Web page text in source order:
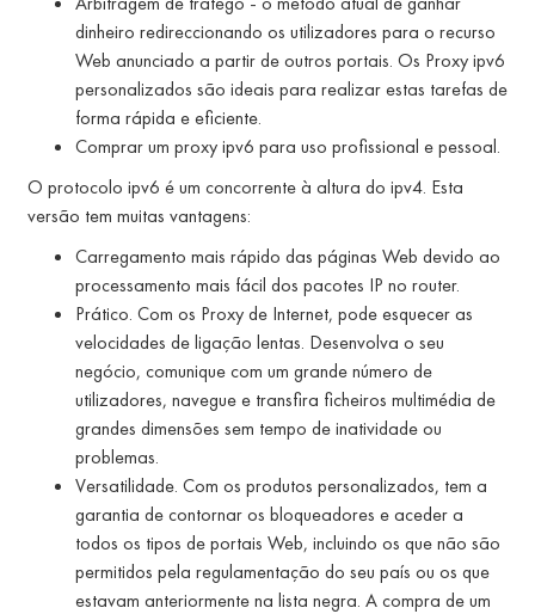
dinheiro redireccionando os utilizadores para o recurso
Web anunciado a partir de outros portais. Os Proxy ipv6
personalizados são ideais para realizar estas tarefas de
forma rápida e eficiente.
Comprar um proxy ipv6 para uso profissional e pessoal.
O protocolo ipv6 é um concorrente à altura do ipv4. Esta
versão tem muitas vantagens:
Carregamento mais rápido das páginas Web devido ao
processamento mais fácil dos pacotes IP no router.
Prático. Com os Proxy de Internet, pode esquecer as
velocidades de ligação lentas. Desenvolva o seu
negócio, comunique com um grande número de
utilizadores, navegue e transfira ficheiros multimédia de
grandes dimensões sem tempo de inatividade ou
problemas.
Versatilidade. Com os produtos personalizados, tem a
garantia de contornar os bloqueadores e aceder a
todos os tipos de portais Web, incluindo os que não são
permitidos pela regulamentação do seu país ou os que
estavam anteriormente na lista negra. A compra de um